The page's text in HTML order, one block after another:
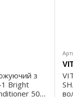
з
1 Bright
500